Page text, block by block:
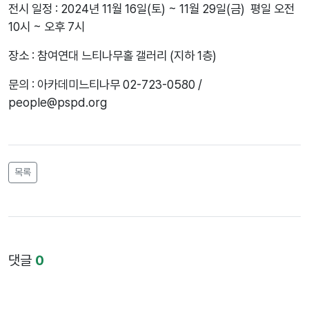
전시 일정 : 2024년 11월 16일(토) ~ 11월 29일(금) 평일 오전
10시 ~ 오후 7시
장소 : 참여연대 느티나무홀 갤러리 (지하 1층)
문의 : 아카데미느티나무 02-723-0580 /
people@pspd.org
목록
댓글 0